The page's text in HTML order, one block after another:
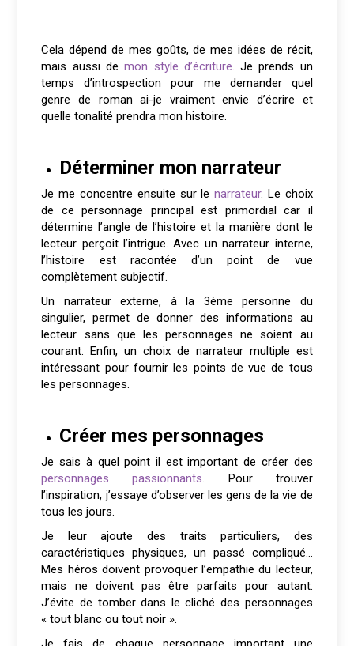
Cela dépend de mes goûts, de mes idées de récit,
mais aussi demon style d’écriture. Je prends un
temps d’introspection pour me demander quel
genre de roman ai-je vraiment envie d’écrire et
quelle tonalité prendra mon histoire.
Déterminer mon narrateur
Je me concentre ensuite sur lenarrateur. Le choix
de ce personnage principal est primordial car il
détermine l’angle de l’histoire et la manière dont le
lecteur perçoit l’intrigue. Avec un narrateur interne,
l’histoire est racontée d’un point de vue
complètement subjectif.
Un narrateur externe, à la 3ème personne du
singulier, permet de donner des informations au
lecteur sans que les personnages ne soient au
courant. Enfin, un choix de narrateur multiple est
intéressant pour fournir les points de vue de tous
les personnages.
Créer mes personnages
Je sais à quel point il est important de créer des
personnages passionnants. Pour trouver
l’inspiration, j’essaye d’observer les gens de la vie de
tous les jours.
Je leur ajoute des traits particuliers, des
caractéristiques physiques, un passé compliqué…
Mes héros doivent provoquer l’empathie du lecteur,
mais ne doivent pas être parfaits pour autant.
J’évite de tomber dans le cliché des personnages
« tout blanc ou tout noir ».